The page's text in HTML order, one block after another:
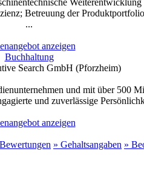
Betreuung der
...
anzeigen
Buchhaltung
Search GmbH (Pforzheim)
und mit über 500
und zuverlässige
anzeigen
» Gehaltsangaben »